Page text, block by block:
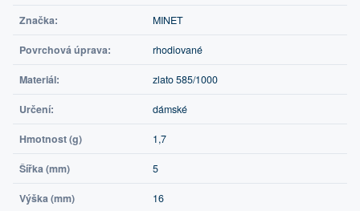
Značka: MINET
Povrchová úprava: rhodiované
Materiál: zlato 585/1000
Určení: dámské
Hmotnost (g) 1,7
Šířka (mm) 5
Výška (mm) 16